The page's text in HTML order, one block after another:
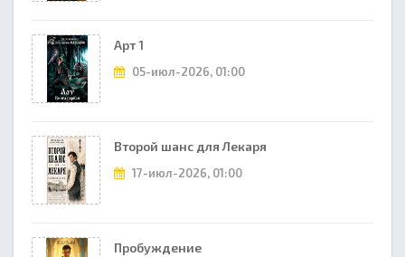
Арт 1
05-июл-2026, 01:00
Второй шанс для Лекаря
17-июл-2026, 01:00
Пробуждение